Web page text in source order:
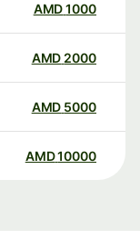
1000
AMD
2000
AMD
5000
AMD
10000
AMD